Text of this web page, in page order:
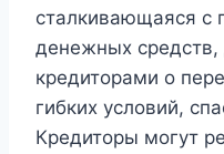
сталкивающаяся с
денежных средств,
кредиторами о
гибких условий,
Кредиторы могут